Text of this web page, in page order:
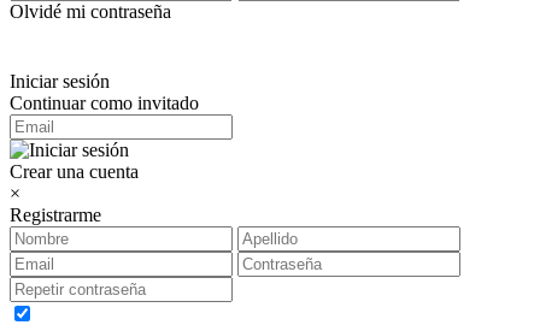
Olvidé mi contraseña
Iniciar sesión
Continuar como invitado
Crear una cuenta
×
Registrarme